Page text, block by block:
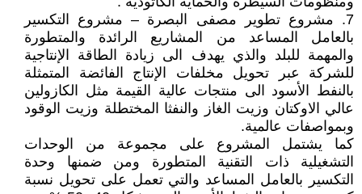
7. مشروع تطوير مصفى البصرة – مشروع التكسير
بالعامل المساعد من المشاريع الرائدة والمتطورة
والمهمة للبلد والذي يهدف الى زيادة الطاقة الإنتاجية
للشركة عبر تحويل مخلفات الإنتاج الفائضة المتمثلة
بالنفط الأسود الى منتجات عالية القيمة مثل الكازولين
عالي الاوكتان وزيت الغاز والنفثا المختطلة وزيت الوقود
وبمواصفات عالمية.
كما يشتمل المشروع على مجموعة من الوحدات
التشغيلية ذات التقنية المتطورة ومن ضمنها وحدة
التكسير بالعامل المساعد والتي تعمل على تحويل نسبة